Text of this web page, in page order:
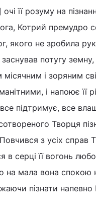
її розуму на
Котрий премудро
якого не зробила
потугу земну,
і зоряним
і напоює її
підтримує, все
Творця
з усіх справ
в серці її вогонь
мала вона спокою
пізнати напевно